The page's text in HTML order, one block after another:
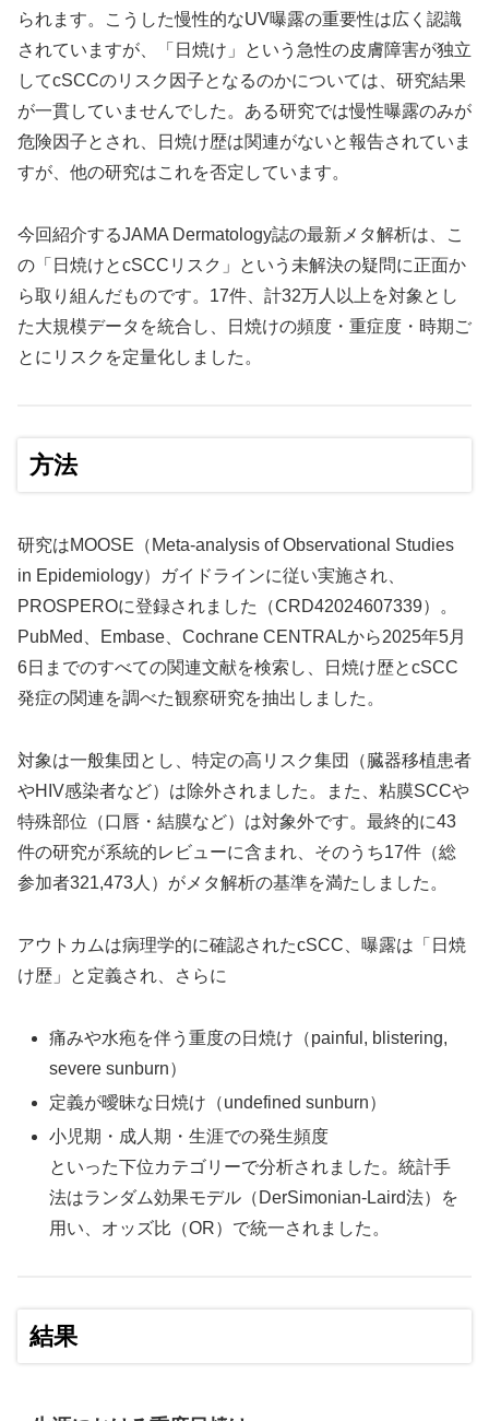
られます。こうした慢性的なUV曝露の重要性は広く認識
されていますが、「日焼け」という急性の皮膚障害が独立
してcSCCのリスク因子となるのかについては、研究結果
が一貫していませんでした。ある研究では慢性曝露のみが
危険因子とされ、日焼け歴は関連がないと報告されていま
すが、他の研究はこれを否定しています。
今回紹介するJAMA Dermatology誌の最新メタ解析は、こ
の「日焼けとcSCCリスク」という未解決の疑問に正面か
ら取り組んだものです。17件、計32万人以上を対象とし
た大規模データを統合し、日焼けの頻度・重症度・時期ご
とにリスクを定量化しました。
方法
研究はMOOSE（Meta-analysis of Observational Studies
in Epidemiology）ガイドラインに従い実施され、
PROSPEROに登録されました（CRD42024607339）。
PubMed、Embase、Cochrane CENTRALから2025年5月
6日までのすべての関連文献を検索し、日焼け歴とcSCC
発症の関連を調べた観察研究を抽出しました。
対象は一般集団とし、特定の高リスク集団（臓器移植患者
やHIV感染者など）は除外されました。また、粘膜SCCや
特殊部位（口唇・結膜など）は対象外です。最終的に43
件の研究が系統的レビューに含まれ、そのうち17件（総
参加者321,473人）がメタ解析の基準を満たしました。
アウトカムは病理学的に確認されたcSCC、曝露は「日焼
け歴」と定義され、さらに
痛みや水疱を伴う重度の日焼け（painful, blistering,
severe sunburn）
定義が曖昧な日焼け（undefined sunburn）
小児期・成人期・生涯での発生頻度
といった下位カテゴリーで分析されました。統計手
法はランダム効果モデル（DerSimonian-Laird法）を
用い、オッズ比（OR）で統一されました。
結果